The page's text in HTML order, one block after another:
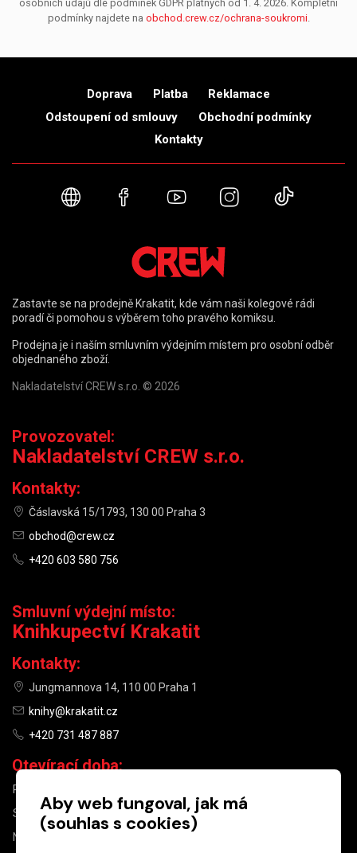
osobních údajů dle podmínek GDPR platných od 1. 4. 2026. Kompletní
podmínky najdete na obchod.crew.cz/ochrana-soukromi.
Doprava Platba
Reklamace
Odstoupení od smlouvy
Obchodní podmínky
Kontakty
Webové stránky
FacebookYouTubeInstagram
Zastavte se na prodejně Krakatit, kde vám naši kolegové rádi
poradí či pomohou s výběrem toho pravého komiksu.
Prodejna je i naším smluvním výdejním místem pro osobní odběr
objednaného zboží.
Nakladatelství CREW s.r.o. © 2026
Provozovatel:
Nakladatelství CREW s.r.o.
Kontakty:
Čáslavská 15/1793, 130 00 Praha 3
obchod@crew.cz
+420 603 580 756
Smluvní výdejní místo:
Knihkupectví Krakatit
Kontakty:
Jungmannova 14, 110 00 Praha 1
knihy@krakatit.cz
+420 731 487 887
Otevírací doba:
PO–PÁ
SO
10:00–13:00
NE
Aby web fungoval, jak má
(souhlas s cookies)